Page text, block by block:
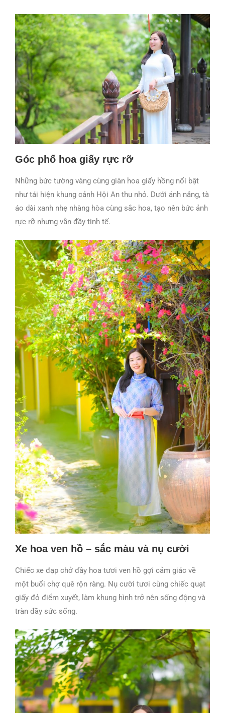
Góc phố hoa giấy rực rỡ
Những bức tường vàng cùng giàn hoa giấy hồng nổi bật
như tái hiện khung cảnh Hội An thu nhỏ. Dưới ánh nắng, tà
áo dài xanh nhẹ nhàng hòa cùng sắc hoa, tạo nên bức ảnh
rực rỡ nhưng vẫn đầy tinh tế.
Xe hoa ven hồ – sắc màu và nụ cười
Chiếc xe đạp chở đầy hoa tươi ven hồ gợi cảm giác về
một buổi chợ quê rộn ràng. Nụ cười tươi cùng chiếc quạt
giấy đỏ điểm xuyết, làm khung hình trở nên sống động và
tràn đầy sức sống.